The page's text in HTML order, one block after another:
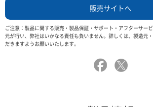
販売サイトへ
ご注意：製品に関する販売・製品保証・サポート・アフターサー
元が行い、弊社はいかなる責任も負いません。詳しくは、製造元
だきますようお願いいたします。